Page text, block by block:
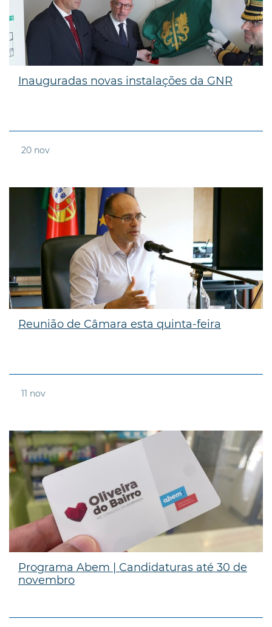
Inauguradas novas instalações da GNR
20 nov
Reunião de Câmara esta quinta-feira
11 nov
Programa Abem | Candidaturas até 30 de
novembro